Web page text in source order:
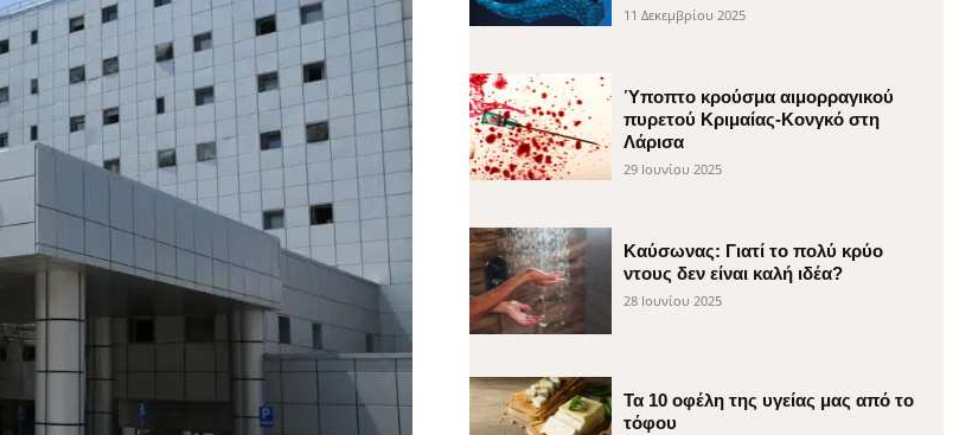
11 Δεκεμβρίου 2025
Ύποπτο κρούσμα αιμορραγικού
πυρετού Κριμαίας-Κονγκό στη
Λάρισα
29 Ιουνίου 2025
Καύσωνας: Γιατί το πολύ κρύο
ντους δεν είναι καλή ιδέα?
28 Ιουνίου 2025
Τα 10 οφέλη της υγείας μας από το
τόφου